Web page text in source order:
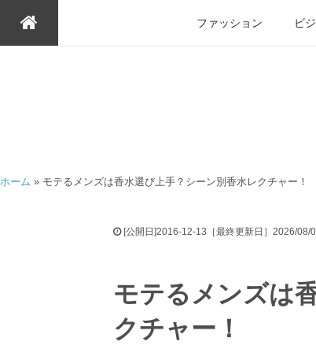
ファッション ビ
ホーム » モテるメンズは香水選び上手？シーン別香水レクチャー！
[公開日]2016-12-13［最終更新日］2026/08/
モテるメンズは
クチャー！